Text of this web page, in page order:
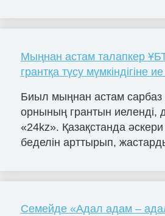
Мыңнан астам талапкер
грантқа түсу мүмкіндігіне
Биыл мыңнан астам сарбаз
орнының грантын иеленді,
«24kz». Қазақстанда әскери
беделін арттырып,
Семейде «Адал адам –